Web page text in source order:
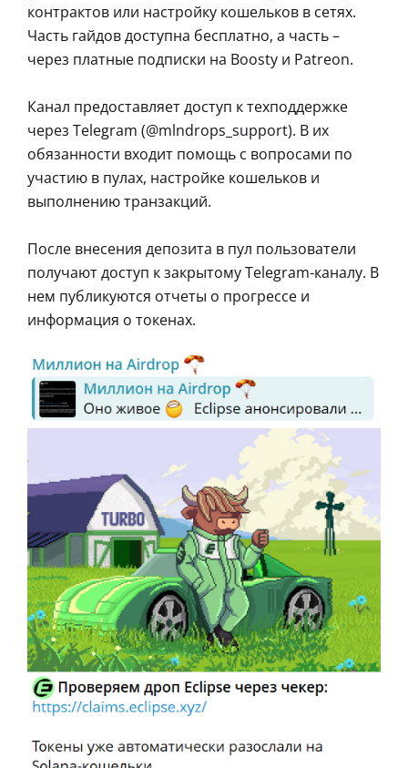
контрактов или настройку кошельков в сетях.
Часть гайдов доступна бесплатно, а часть –
через платные подписки на Boosty и Patreon.
Канал предоставляет доступ к техподдержке
через Telegram (@mlndrops_support). В их
обязанности входит помощь с вопросами по
участию в пулах, настройке кошельков и
выполнению транзакций.
После внесения депозита в пул пользователи
получают доступ к закрытому Telegram-каналу. В
нем публикуются отчеты о прогрессе и
информация о токенах.